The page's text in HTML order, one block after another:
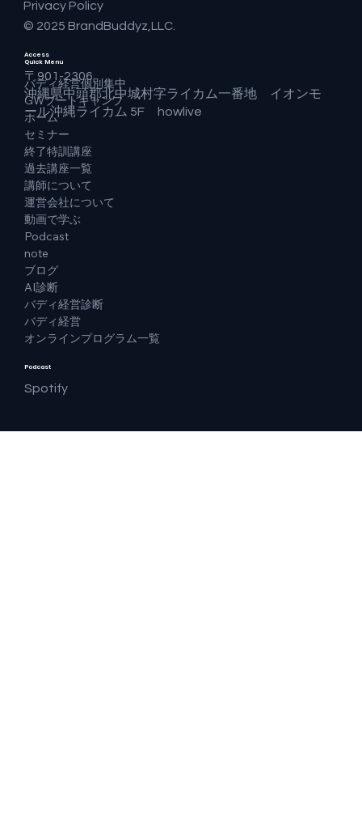
Privacy Policy
© 2025 BrandBuddyz,LLC.
Access
〒901-2306
沖縄県中頭郡北中城村字ライカム一番地 イオンモ
ール沖縄ライカム 5F howlive
Quick Menu
バディ経営個別集中
GWブートキャンプ
ホーム
セミナー
終了特訓講座
過去講座一覧
講師について
運営会社について
動画で学ぶ
Podcast
note
ブログ
AI診断
バディ経営診断
バディ経営
オンラインプログラム一覧
Podcast
Spotify